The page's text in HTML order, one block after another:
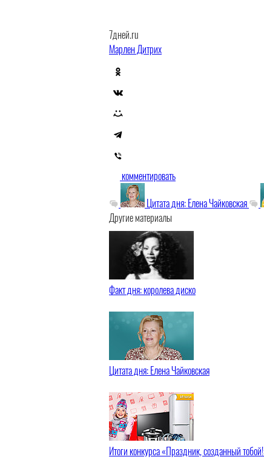
7дней.ru
Марлен Дитрих
комментировать
Цитата дня: Елена Чайковская
Другие материалы
Факт дня: королева диско
Цитата дня: Елена Чайковская
Итоги конкурса «Праздник, созданный